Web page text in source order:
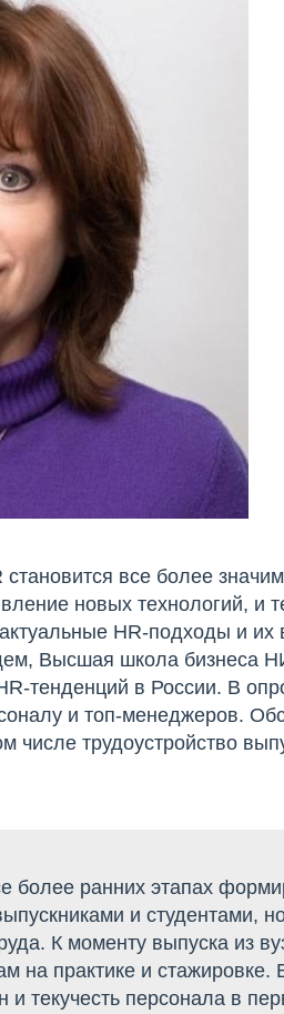
все более
новых технологий, и
HR-подходы и
Высшая школа бизнеса
тенденций в России. В
и топ-менеджеров.
числе трудоустройство
более ранних этапах
и студентами,
К моменту выпуска из
на практике и стажировке.
и текучесть персонала в